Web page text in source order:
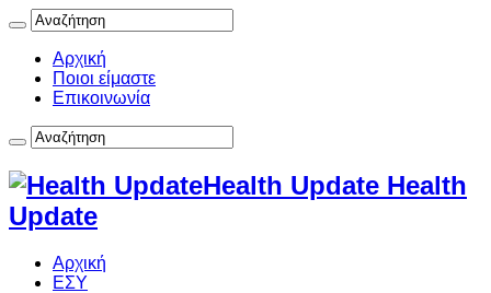
Αρχική
Ποιοι είμαστε
Επικοινωνία
Health Update Health
Update
Αρχική
ΕΣΥ